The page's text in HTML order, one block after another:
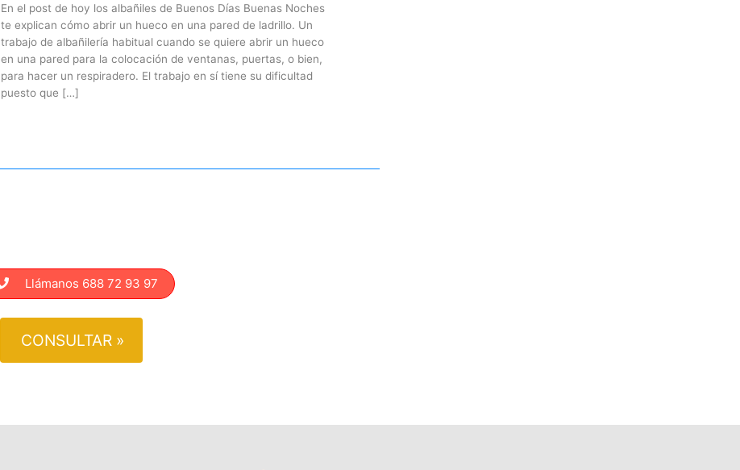
En el post de hoy los albañiles de Buenos Dí­as Buenas Noches
te explican cómo abrir un hueco en una pared de ladrillo. Un
trabajo de albañilería habitual cuando se quiere abrir un hueco
en una pared para la colocación de ventanas, puertas, o bien,
para hacer un respiradero. El trabajo en sí tiene su dificultad
puesto que […]
Llámanos 688 72 93 97
CONSULTAR »